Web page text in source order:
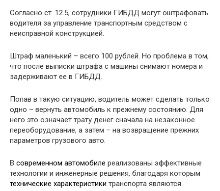
Согласно ст. 12.5, сотрудники ГИБДД могут оштрафовать
водителя за управление транспортным средством с
неисправной конструкцией.
Штраф маленький – всего 100 рублей. Но проблема в том,
что после выписки штрафа с машины снимают номера и
задерживают ее в ГИБДД.
Попав в такую ситуацию, водитель может сделать только
одно – вернуть автомобиль к прежнему состоянию. Для
него это означает трату денег сначала на незаконное
переоборудование, а затем – на возвращение прежних
параметров грузового авто.
В современном автомобиле реализованы эффективные
технологии и инженерные решения, благодаря которым
технические характеристики транспорта являются